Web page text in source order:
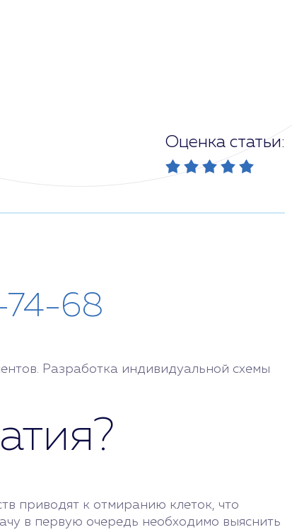
Оценка статьи:
74-68
Разработка индивидуальной схемы
приводят к отмиранию клеток, что
в первую очередь необходимо выяснить